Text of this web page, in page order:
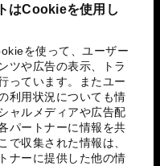
はCookieを使用し
を使って、ユーザー
ツや広告の表示、トラ
っています。またユー
利用状況についても情
ャルメディアや広告配
パートナーに情報を共
で収集された情報は、
ナーに提供した他の情